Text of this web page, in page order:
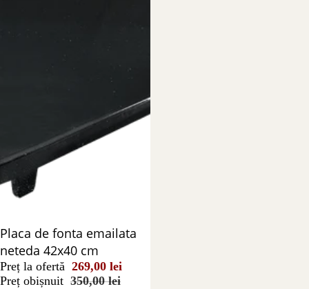
Reducere 23%
Placa de fonta emailata
neteda 42x40 cm
Preț la ofertă 269,00 lei
Preț obișnuit 350,00 lei